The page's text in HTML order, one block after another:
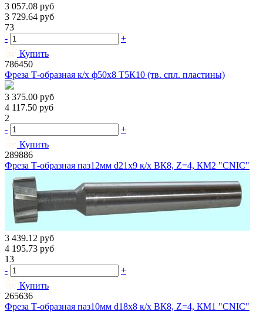
3 057.08 руб
3 729.64 руб
73
-
+
Купить
786450
Фреза Т-образная к/х ф50х8 Т5К10 (тв. спл. пластины)
3 375.00 руб
4 117.50 руб
2
-
+
Купить
289886
Фреза Т-образная паз12мм d21х9 к/х ВК8, Z=4, КМ2 "CNIC"
3 439.12 руб
4 195.73 руб
13
-
+
Купить
265636
Фреза Т-образная паз10мм d18х8 к/х ВК8, Z=4, КМ1 "CNIC"